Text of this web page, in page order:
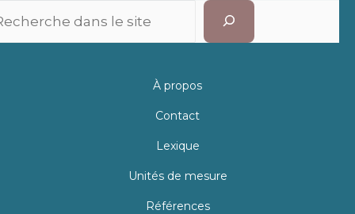
À propos
Contact
Lexique
Unités de mesure
Références